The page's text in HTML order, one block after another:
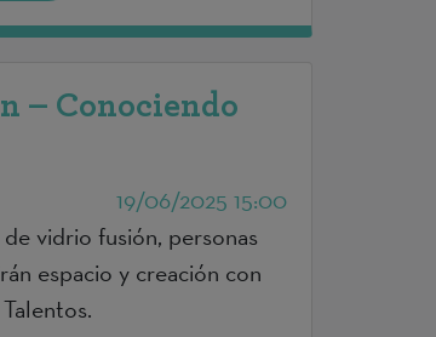
– Conociendo
19/06/2025 15:00
vidrio fusión, personas
espacio y creación con